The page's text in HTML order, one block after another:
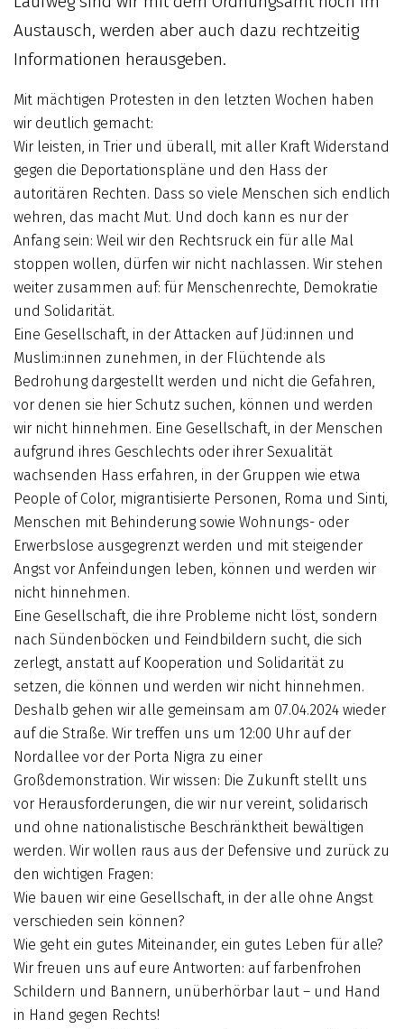
Austausch, werden aber auch dazu rechtzeitig
Informationen herausgeben.
Mit mächtigen Protesten in den letzten Wochen haben
wir deutlich gemacht:
Wir leisten, in Trier und überall, mit aller Kraft Widerstand
gegen die Deportationspläne und den Hass der
autoritären Rechten. Dass so viele Menschen sich endlich
wehren, das macht Mut. Und doch kann es nur der
Anfang sein: Weil wir den Rechtsruck ein für alle Mal
stoppen wollen, dürfen wir nicht nachlassen. Wir stehen
weiter zusammen auf: für Menschenrechte, Demokratie
und Solidarität.
Eine Gesellschaft, in der Attacken auf Jüd:innen und
Muslim:innen zunehmen, in der Flüchtende als
Bedrohung dargestellt werden und nicht die Gefahren,
vor denen sie hier Schutz suchen, können und werden
wir nicht hinnehmen. Eine Gesellschaft, in der Menschen
aufgrund ihres Geschlechts oder ihrer Sexualität
wachsenden Hass erfahren, in der Gruppen wie etwa
People of Color, migrantisierte Personen, Roma und Sinti,
Menschen mit Behinderung sowie Wohnungs- oder
Erwerbslose ausgegrenzt werden und mit steigender
Angst vor Anfeindungen leben, können und werden wir
nicht hinnehmen.
Eine Gesellschaft, die ihre Probleme nicht löst, sondern
nach Sündenböcken und Feindbildern sucht, die sich
zerlegt, anstatt auf Kooperation und Solidarität zu
setzen, die können und werden wir nicht hinnehmen.
Deshalb gehen wir alle gemeinsam am 07.04.2024 wieder
auf die Straße. Wir treffen uns um 12:00 Uhr auf der
Nordallee vor der Porta Nigra zu einer
Großdemonstration. Wir wissen: Die Zukunft stellt uns
vor Herausforderungen, die wir nur vereint, solidarisch
und ohne nationalistische Beschränktheit bewältigen
werden. Wir wollen raus aus der Defensive und zurück zu
den wichtigen Fragen:
Wie bauen wir eine Gesellschaft, in der alle ohne Angst
verschieden sein können?
Wie geht ein gutes Miteinander, ein gutes Leben für alle?
Wir freuen uns auf eure Antworten: auf farbenfrohen
Schildern und Bannern, unüberhörbar laut – und Hand
in Hand gegen Rechts!